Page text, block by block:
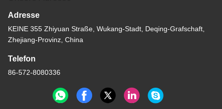
Adresse
KEINE 355 Zhiyuan Straße, Wukang-Stadt, Deqing-Grafschaft,
Zhejiang-Provinz, China
Telefon
86-572-8080336